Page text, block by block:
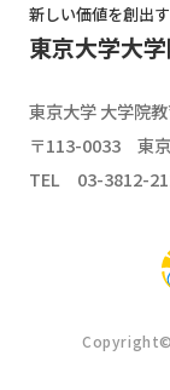
新しい価値を創出
東京大学大
東京大学 大学院
〒113-0033 東
TEL 03-3812-
Copyright©